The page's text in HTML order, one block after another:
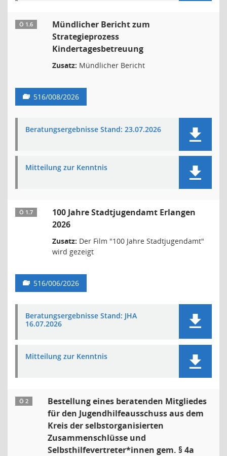
Ö 1.6
Mündlicher Bericht zum
Strategieprozess
Kindertagesbetreuung
Zusatz: Mündlicher Bericht
516/008/2026
Beratungsergebnisse Stand: 23.07.2026
Mitteilung zur Kenntnis
Ö 1.7
100 Jahre Stadtjugendamt Erlangen
2026
Zusatz: Der Film "100 Jahre Stadtjugendamt"
wird gezeigt
516/006/2026
Beratungsergebnisse Stand: JHA
16.07.2026
Mitteilung zur Kenntnis
Ö 2
Bestellung eines beratenden Mitgliedes
für den Jugendhilfeausschuss aus dem
Kreis der selbstorganisierten
Zusammenschlüsse und
Selbsthilfevertreter*innen gem. § 4a